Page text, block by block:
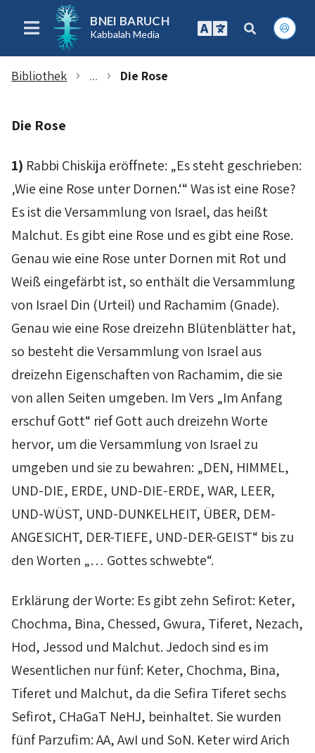
BNEI BARUCH
Kabbalah Media
Bibliothek chevron_right ... chevron_right Die Rose
Die Rose
1) Rabbi Chiskija eröffnete: „Es steht geschrieben:
‚Wie eine Rose unter Dornen.‘“ Was ist eine Rose?
Es ist die Versammlung von Israel, das heißt
Malchut. Es gibt eine Rose und es gibt eine Rose.
Genau wie eine Rose unter Dornen mit Rot und
Weiß eingefärbt ist, so enthält die Versammlung
von Israel Din (Urteil) und Rachamim (Gnade).
Genau wie eine Rose dreizehn Blütenblätter hat,
so besteht die Versammlung von Israel aus
dreizehn Eigenschaften von Rachamim, die sie
von allen Seiten umgeben. Im Vers „Im Anfang
erschuf Gott“ rief Gott auch dreizehn Worte
hervor, um die Versammlung von Israel zu
umgeben und sie zu bewahren: „DEN, HIMMEL,
UND-DIE, ERDE, UND-DIE-ERDE, WAR, LEER,
UND-WÜST, UND-DUNKELHEIT, ÜBER, DEM-
ANGESICHT, DER-TIEFE, UND-DER-GEIST“ bis zu
den Worten „… Gottes schwebte“.
Erklärung der Worte: Es gibt zehn Sefirot: Keter,
Chochma, Bina, Chessed, Gwura, Tiferet, Nezach,
Hod,Jessod und Malchut. Jedoch sind es im
Wesentlichen nur fünf: Keter, Chochma, Bina,
Tiferet und Malchut, da die Sefira Tiferetsechs
Sefirot, CHaGaT NeHJ, beinhaltet. Sie wurden
fünfParzufim:AA,AwI und SoN. KeterwirdArich